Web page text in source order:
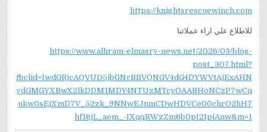
https://knightsrescuewinch.com
للاطلاع علي اراء عملائنا
https://www.alhram-elmasry-news.net/2026/03/blog-
post_307.html?
fbclid=IwdGRjcAQVUD5jbGNrBBVQNGV4dG4DYWVtAjExAHN
ydGMGYXBwX2lkDDM1MDY4NTUzMTcyOAABHoNCzP7wCq
ukw0sEjXmD7V_52zk_9NNwEJnmCDwHDVCe00chrO2hH7
hf16jL_aem_-IXqqRWzZm6b0pI2IpiAnw&m=1